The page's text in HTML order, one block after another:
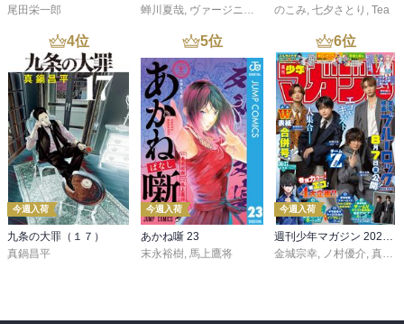
尾田栄一郎
蝉川夏哉, ヴァージニア二等兵 ,転
のこみ, 七夕さとり , Tea
4位
今週入荷
九条の大罪（１７）
真鍋昌平
5位
今週入荷
あかね噺 23
末永裕樹 馬上鷹将
6位
今週入荷
金城宗幸
ノ村優介 真島ヒロ